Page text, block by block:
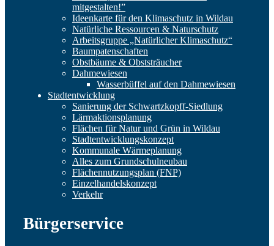
mitgestalten!”
Ideenkarte für den Klimaschutz in Wildau
Natürliche Ressourcen & Naturschutz
Arbeitsgruppe „Natürlicher Klimaschutz“
Baumpatenschaften
Obstbäume & Obststräucher
Dahmewiesen
Wasserbüffel auf den Dahmewiesen
Stadtentwicklung
Sanierung der Schwartzkopff-Siedlung
Lärmaktionsplanung
Flächen für Natur und Grün in Wildau
Stadtentwicklungskonzept
Kommunale Wärmeplanung
Alles zum Grundschulneubau
Flächennutzungsplan (FNP)
Einzelhandelskonzept
Verkehr
Bürgerservice